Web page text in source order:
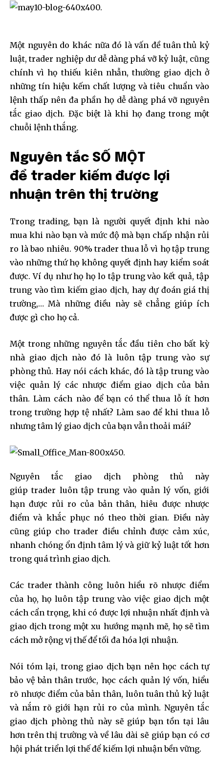
Một nguyên do khác nữa đó là vấn đề tuân thủ kỷ
luật, trader nghiệp dư dễ dàng phá vỡ kỷ luật, cũng
chính vì họ thiếu kiên nhẫn, thường giao dịch ở
những tín hiệu kếm chất lượng và tiêu chuẩn vào
lệnh thấp nên đa phần họ dễ dàng phá vỡ nguyên
tắc giao dịch. Đặc biệt là khi họ đang trong một
chuỗi lệnh thắng.
Nguyên tắc SỐ MỘT
để trader kiếm được lợi
nhuận trên thị trường
Trong trading, bạn là người quyết định khi nào
mua khi nào bạn và mức độ mà bạn chấp nhận rủi
ro là bao nhiêu. 90% trader thua lỗ vì họ tập trung
vào những thứ họ không quyết định hay kiểm soát
được. Ví dụ như họ họ lo tập trung vào kết quả, tập
trung vào tìm kiếm giao dịch, hay dự đoán giá thị
trường,… Mà những điều này sẽ chẳng giúp ích
được gì cho họ cả.
Một trong những nguyên tắc đầu tiên cho bất kỳ
nhà giao dịch nào đó là luôn tập trung vào sự
phòng thủ. Hay nói cách khác, đó là tập trung vào
việc quản lý các nhược điểm giao dịch của bản
thân. Làm cách nào để bạn có thể thua lỗ ít hơn
trong trường hợp tệ nhất? Làm sao để khi thua lỗ
nhưng tâm lý giao dịch của bạn vẫn thoải mái?
Nguyên tắc giao dịch phòng thủ này
giúp trader luôn tập trung vào quản lý vốn, giới
hạn được rủi ro của bản thân, hiêu được nhược
điểm và khắc phục nó theo thời gian. Điều này
cũng giúp cho trader điều chỉnh được cảm xúc,
nhanh chóng ổn định tâm lý và giữ kỷ luật tốt hơn
trong quá trình giao dịch.
Các trader thành công luôn hiểu rõ nhược điểm
của họ, họ luôn tập trung vào việc giao dịch một
cách cẩn trọng, khi có được lợi nhuận nhất định và
giao dịch trong một xu hướng mạnh mẽ, họ sẽ tìm
cách mở rộng vị thế để tối đa hóa lợi nhuận.
Nói tóm lại, trong giao dịch bạn nên học cách tự
bảo vệ bản thân trước, học cách quản lý vốn, hiểu
rõ nhược điểm của bản thân, luôn tuân thủ kỷ luật
và nắm rõ giới hạn rủi ro của mình. Nguyên tắc
giao dịch phòng thủ này sẽ giúp bạn tồn tại lâu
hơn trên thị trường và về lâu dài sẽ giúp bạn có cơ
hội phát triển lợi thế để kiếm lợi nhuận bền vững.